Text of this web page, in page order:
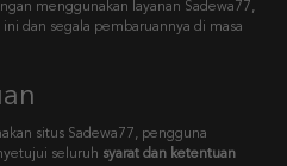
menggunakan layanan Sadewa77,
dan segala pembaruannya di masa
situs Sadewa77, pengguna
seluruh syarat dan ketentuan